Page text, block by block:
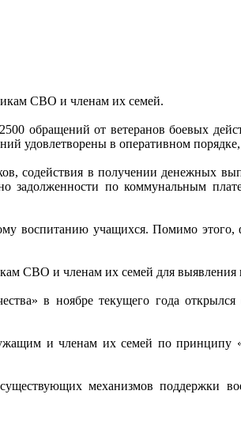
СВО и членам их семей.
обращений от ветеранов боевых
в оперативном порядке,
содействия в получении денежных
задолженности по коммунальным
воспитанию учащихся. Помимо этого,
СВО и членам их семей для выявления
в ноябре текущего года
и членам их семей по
механизмов поддержки